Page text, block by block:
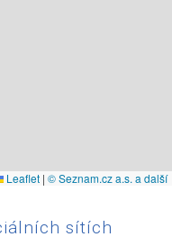
Leaflet | © Seznam.cz a.s. a další
sítích